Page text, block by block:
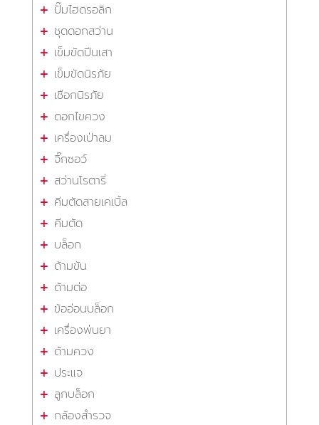
ปั๊มไฮดรอลิก
ชุดดอกสว่าน
เข็มขัดปีนเสา
เข็มขัดนิรภัย
เชือกนิรภัย
ดอกไขควง
เครื่องเป่าลม
จิ๊กซอว์
สว่านโรตารี่
คีมตัดสายเคเบิ้ล
คีมตัด
บล็อก
ด้ามขัน
ด้ามต่อ
ข้ออ่อนบล็อก
เครื่องพ่นยา
ด้ามควง
ประแจ
ลูกบล็อก
กล้องสำรวจ